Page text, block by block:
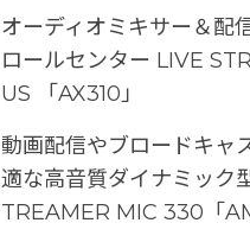
オーディオミキサー＆配
ロールセンター LIVE
US 「AX310」
動画配信やブロードキャ
適な⾼⾳質ダイナミック
TREAMER MIC 330「